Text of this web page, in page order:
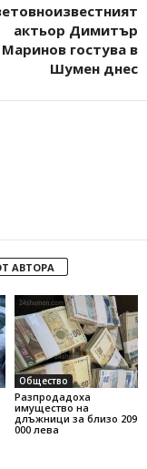
актьор Димитър
Маринов гостува в
Шумен днес
АВТОРА
Общество
Разпродадоха
имущество на
длъжници за близо 209
000 лева